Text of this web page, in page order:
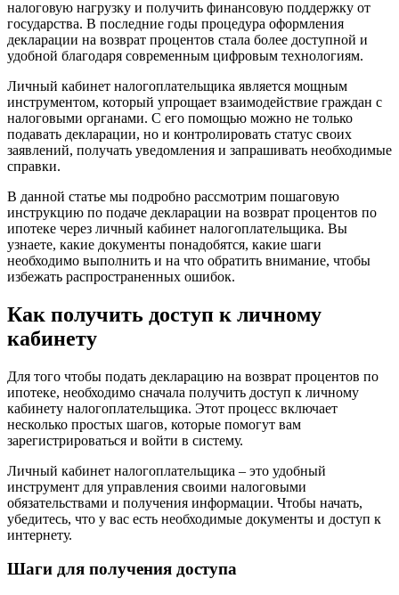
налоговую нагрузку и получить финансовую поддержку от
государства. В последние годы процедура оформления
декларации на возврат процентов стала более доступной и
удобной благодаря современным цифровым технологиям.
Личный кабинет налогоплательщика является мощным
инструментом, который упрощает взаимодействие граждан с
налоговыми органами. С его помощью можно не только
подавать декларации, но и контролировать статус своих
заявлений, получать уведомления и запрашивать необходимые
справки.
В данной статье мы подробно рассмотрим пошаговую
инструкцию по подаче декларации на возврат процентов по
ипотеке через личный кабинет налогоплательщика. Вы
узнаете, какие документы понадобятся, какие шаги
необходимо выполнить и на что обратить внимание, чтобы
избежать распространенных ошибок.
Как получить доступ к личному
кабинету
Для того чтобы подать декларацию на возврат процентов по
ипотеке, необходимо сначала получить доступ к личному
кабинету налогоплательщика. Этот процесс включает
несколько простых шагов, которые помогут вам
зарегистрироваться и войти в систему.
Личный кабинет налогоплательщика – это удобный
инструмент для управления своими налоговыми
обязательствами и получения информации. Чтобы начать,
убедитесь, что у вас есть необходимые документы и доступ к
интернету.
Шаги для получения доступа